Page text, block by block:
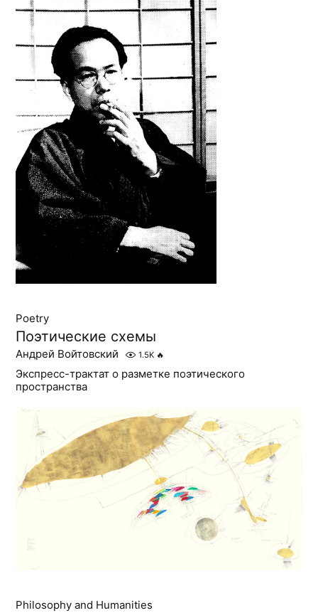
Poetry
Поэтические схемы
Андрей Войтовский 1.5K 🔥
Экспресс-трактат о разметке поэтического
пространства
Philosophy and Humanities